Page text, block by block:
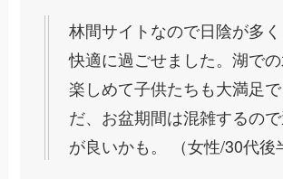
林間サイトなので日陰が多
快適に過ごせました。湖で
楽しめて子供たちも大満足
だ、お盆期間は混雑するの
が良いかも。 （女性/30代後